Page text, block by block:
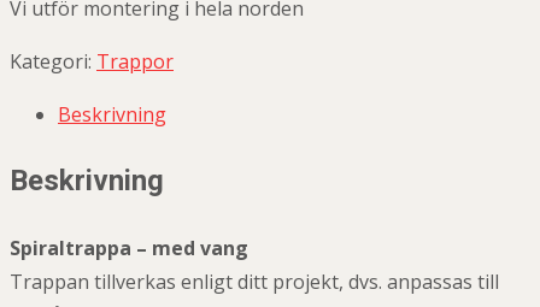
Vi utför montering i hela norden
Kategori: Trappor
Beskrivning
Beskrivning
Spiraltrappa – med vang
Trappan tillverkas enligt ditt projekt, dvs. anpassas till